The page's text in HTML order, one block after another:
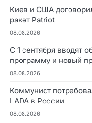
Киев и США
ракет Patriot
08.08.2026
С 1 сентября вводят
программу и новый
08.08.2026
Коммунист
LADA в России
08.08.2026